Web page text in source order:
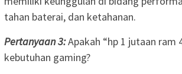
tahan baterai, dan ketahanan.
Pertanyaan 3:Apakah “hp 1 jutaan ram
kebutuhan gaming?